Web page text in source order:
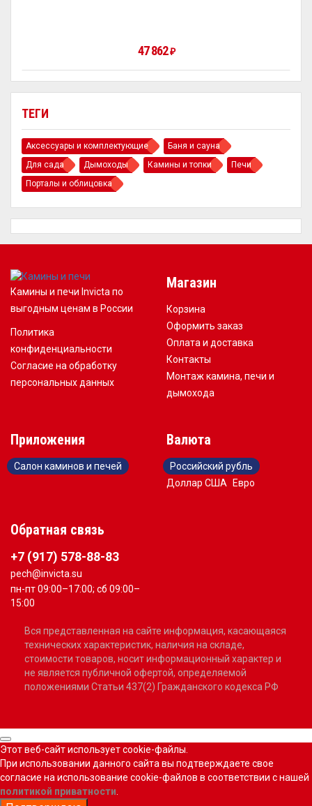
ТЕГИ
Аксессуары и комплектующие
Баня и сауна
Для сада
Дымоходы Камины и топки
Печи
Порталы и облицовка
47 862₽
Камины и печи Invicta по
выгодным ценам в России
Политика
конфиденциальности
Согласие на обработку
персональных данных
Магазин
Корзина
Оформить заказ
Оплата и доставка
Контакты
Монтаж камина, печи и
дымохода
Приложения
Салон каминов и печей
Валюта
Российский рубль
Доллар США
Евро
Обратная связь
+7 (917) 578-88-83
pech@invicta.su
пн-пт 09:00–17:00; сб 09:00–
15:00
Вся представленная на сайте информация, касающаяся
технических характеристик, наличия на складе,
стоимости товаров, носит информационный характер и
не является публичной офертой, определяемой
положениями Статьи 437(2) Гражданского кодекса РФ
Этот веб-сайт использует cookie-файлы.
При использовании данного сайта вы подтверждаете свое
согласие на использование cookie-файлов в соответствии с нашей
политикой приватности